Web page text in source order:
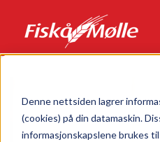
Denne nettsiden lagrer
(cookies) på din datamaskin.
informasjonskapslene brukes